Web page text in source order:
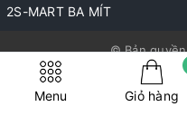
Menu Giỏ hàng
2S-MART BA MÍT
© Bản
Cung